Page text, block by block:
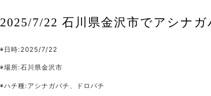
2025/7/22 石川県金沢市でアシナ
◉日時:2025/7/22
◉場所:石川県金沢市
◉ハチ種:アシナガバチ、ドロバチ